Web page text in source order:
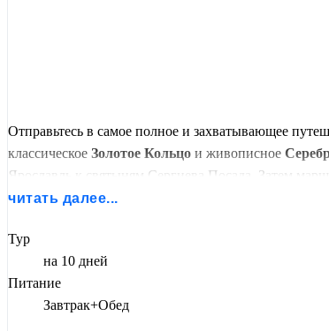
Отправьтесь в самое полное и захватывающее
классическое Золотое Кольцо и живописное
Ярославль к святыням Сергиева Посада. Затем
путешествие в колыбели российской демократии —
Это путешествие для тех, кто хочет увидеть
насыщенная экскурсионная программа с
читать далее...
Тур
на 10 дней
Питание
Завтрак+Обед